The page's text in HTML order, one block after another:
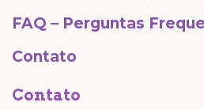
FAQ – Perguntas
Contato
Contato